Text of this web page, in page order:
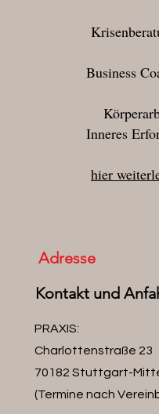
Business
Inneres
hier
Adresse
Kontakt und
PRAXIS:
Charlottenstraße 23
70182 Stuttgart-
(Termine nach